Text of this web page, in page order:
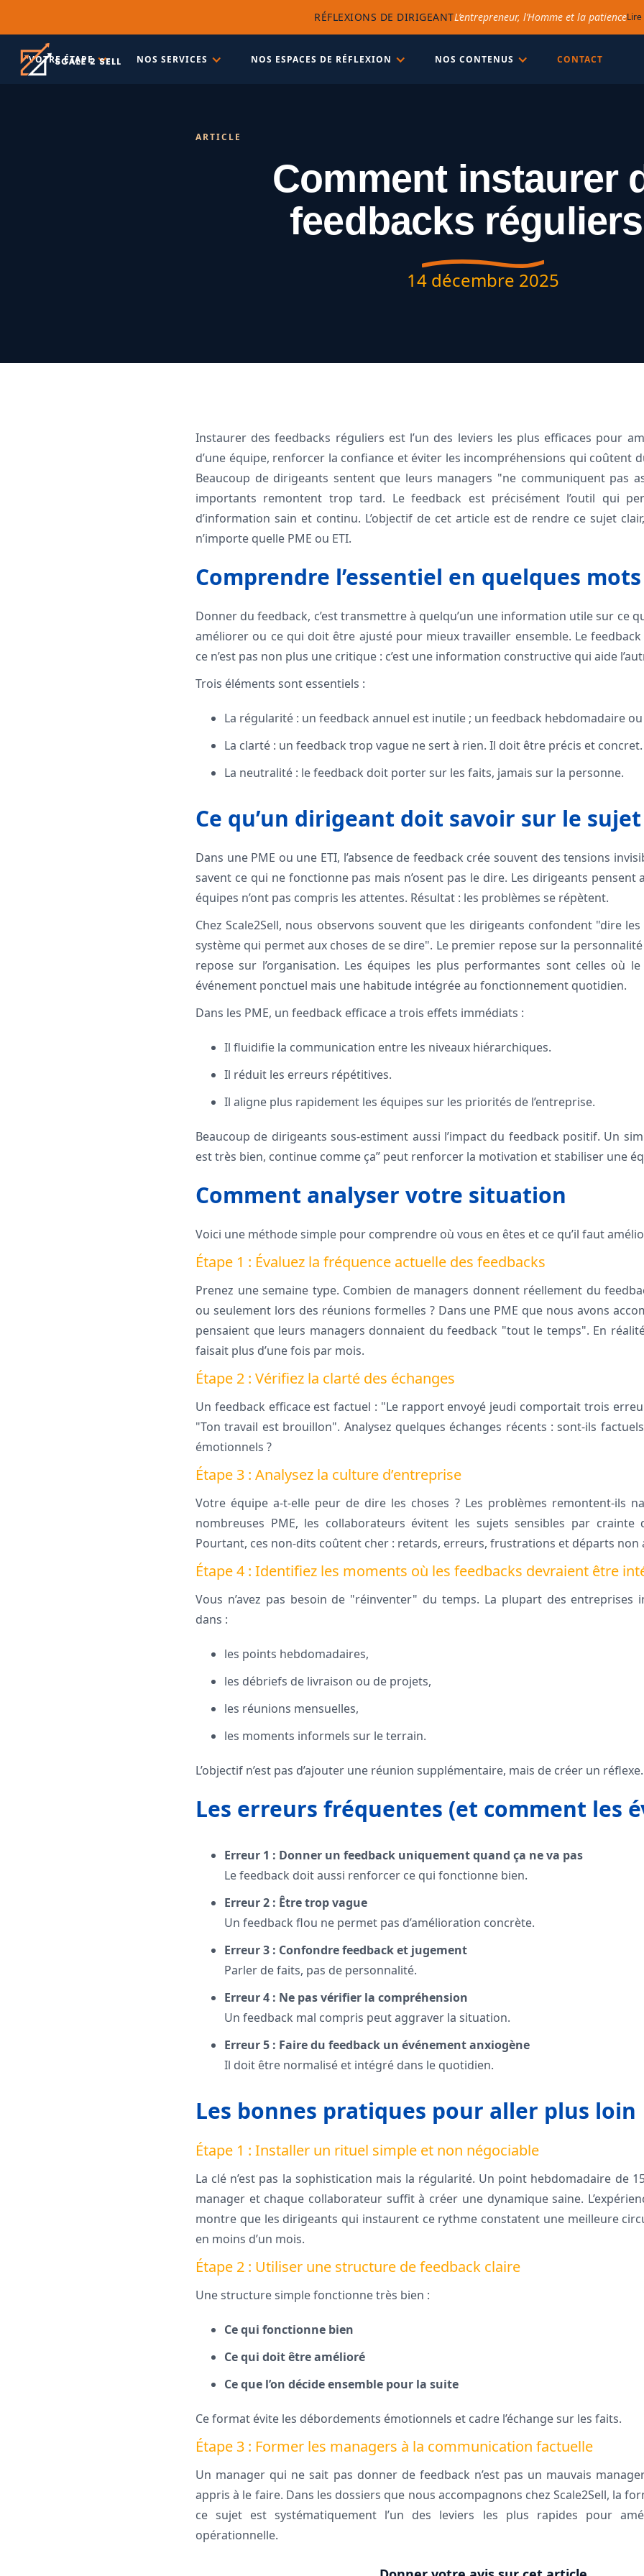
RÉFLEXIONS DE DIRIGEANTL’entrepreneur, l’Homme et la patience
VOTRE ÉTAPE NOS SERVICES NOS ESPACES DE RÉFLEXION NOS CONTENUS CONTACT
ARTICLE
Comment instaurer
feedbacks
14 décembre 2025
Instaurer des feedbacks réguliers est l’un des leviers les plus efficaces pour
d’une équipe, renforcer la confiance et éviter les incompréhensions qui coûtent
Beaucoup de dirigeants sentent que leurs managers "ne communiquent pas
importants remontent trop tard. Le feedback est précisément l’outil qui
d’information sain et continu. L’objectif de cet article est de rendre ce sujet
n’importe quelle PME ou ETI.
Comprendre l’essentiel en quelques mots
Donner du feedback, c’est transmettre à quelqu’un une information utile sur ce
améliorer ou ce qui doit être ajusté pour mieux travailler ensemble. Le feedback
ce n’est pas non plus une critique : c’est une information constructive qui aide
Trois éléments sont essentiels :
La régularité : un feedback annuel est inutile ; un feedback hebdomadaire
La clarté : un feedback trop vague ne sert à rien. Il doit être précis et concret.
La neutralité : le feedback doit porter sur les faits, jamais sur la personne.
Ce qu’un dirigeant doit savoir sur le sujet
Dans une PME ou une ETI, l’absence de feedback crée souvent des tensions
savent ce qui ne fonctionne pas mais n’osent pas le dire. Les dirigeants pensent
équipes n’ont pas compris les attentes. Résultat : les problèmes se répètent.
Chez Scale2Sell, nous observons souvent que les dirigeants confondent "dire
système qui permet aux choses de se dire". Le premier repose sur la
repose sur l’organisation. Les équipes les plus performantes sont celles où le
événement ponctuel mais une habitude intégrée au fonctionnement quotidien.
Dans les PME, un feedback efficace a trois effets immédiats :
Il fluidifie la communication entre les niveaux hiérarchiques.
Il réduit les erreurs répétitives.
Il aligne plus rapidement les équipes sur les priorités de l’entreprise.
Beaucoup de dirigeants sous-estiment aussi l’impact du feedback positif. Un
est très bien, continue comme ça” peut renforcer la motivation et stabiliser une
Comment analyser votre situation
Voici une méthode simple pour comprendre où vous en êtes et ce qu’il faut
Étape 1 : Évaluez la fréquence actuelle des feedbacks
Prenez une semaine type. Combien de managers donnent réellement du
ou seulement lors des réunions formelles ? Dans une PME que nous avons
pensaient que leurs managers donnaient du feedback "tout le temps". En
faisait plus d’une fois par mois.
Étape 2 : Vérifiez la clarté des échanges
Un feedback efficace est factuel : "Le rapport envoyé jeudi comportait trois
"Ton travail est brouillon". Analysez quelques échanges récents : sont-ils
émotionnels ?
Étape 3 : Analysez la culture d’entreprise
Votre équipe a-t-elle peur de dire les choses ? Les problèmes remontent-ils
nombreuses PME, les collaborateurs évitent les sujets sensibles par crainte
Pourtant, ces non-dits coûtent cher : retards, erreurs, frustrations et départs non
Étape 4 : Identifiez les moments où les feedbacks devraient être
Vous n’avez pas besoin de "réinventer" du temps. La plupart des entreprises
dans :
les points hebdomadaires,
les débriefs de livraison ou de projets,
les réunions mensuelles,
les moments informels sur le terrain.
L’objectif n’est pas d’ajouter une réunion supplémentaire, mais de créer un réflexe.
Les erreurs fréquentes (et comment les
Erreur 1 : Donner un feedback uniquement quand ça ne va pas
Le feedback doit aussi renforcer ce qui fonctionne bien.
Erreur 2 : Être trop vague
Un feedback flou ne permet pas d’amélioration concrète.
Erreur 3 : Confondre feedback et jugement
Parler de faits, pas de personnalité.
Erreur 4 : Ne pas vérifier la compréhension
Un feedback mal compris peut aggraver la situation.
Erreur 5 : Faire du feedback un événement anxiogène
Il doit être normalisé et intégré dans le quotidien.
Les bonnes pratiques pour aller plus loin
Étape 1 : Installer un rituel simple et non négociable
La clé n’est pas la sophistication mais la régularité. Un point hebdomadaire de
manager et chaque collaborateur suffit à créer une dynamique saine.
montre que les dirigeants qui instaurent ce rythme constatent une meilleure
en moins d’un mois.
Étape 2 : Utiliser une structure de feedback claire
Une structure simple fonctionne très bien :
Ce qui fonctionne bien
Ce qui doit être amélioré
Ce que l’on décide ensemble pour la suite
Ce format évite les débordements émotionnels et cadre l’échange sur les faits.
Étape 3 : Former les managers à la communication factuelle
Un manager qui ne sait pas donner de feedback n’est pas un mauvais
appris à le faire. Dans les dossiers que nous accompagnons chez Scale2Sell, la
ce sujet est systématiquement l’un des leviers les plus rapides pour
opérationnelle.